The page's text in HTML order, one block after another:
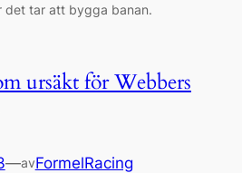
det tar att bygga banan.
ursäkt för Webbers
—avFormelRacing